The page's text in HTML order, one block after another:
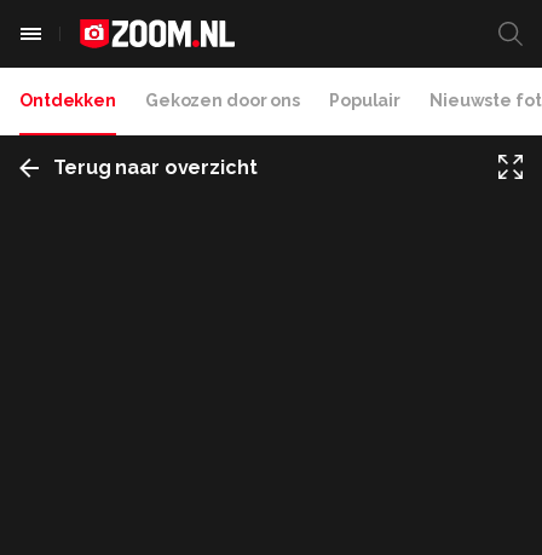
Ontdekken Gekozen door ons Populair Nieuwste
Terug naar overzicht